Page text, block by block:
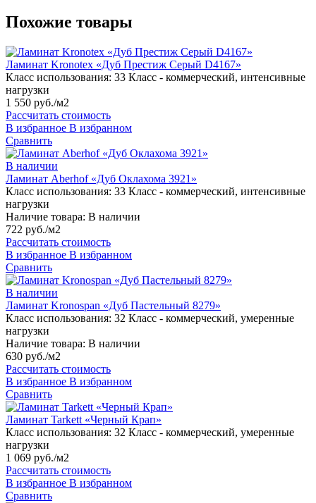
Похожие товары
Ламинат Kronotex «Дуб Престиж Серый D4167»
Класс использования: 33 Класс - коммерческий, интенсивные
нагрузки
1 550 руб./м2
Рассчитать стоимость
В избранное В избранном
Сравнить
В наличии
Ламинат Aberhof «Дуб Оклахома 3921»
Класс использования: 33 Класс - коммерческий, интенсивные
нагрузки
Наличие товара: В наличии
722 руб./м2
Рассчитать стоимость
В избранное В избранном
Сравнить
В наличии
Ламинат Kronospan «Дуб Пастельный 8279»
Класс использования: 32 Класс - коммерческий, умеренные
нагрузки
Наличие товара: В наличии
630 руб./м2
Рассчитать стоимость
В избранное В избранном
Сравнить
Ламинат Tarkett «Черный Крап»
Класс использования: 32 Класс - коммерческий, умеренные
нагрузки
1 069 руб./м2
Рассчитать стоимость
В избранное В избранном
Сравнить